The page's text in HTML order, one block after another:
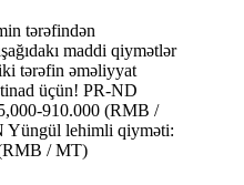
tərəfindən
maddi qiymətlər
tərəfin əməliyyat
üçün! PR-ND
910.000 (RMB /
lehimli qiyməti:
/ MT)